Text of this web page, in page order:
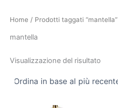
Home / Prodotti taggati “mantella”
mantella
Visualizzazione del risultato